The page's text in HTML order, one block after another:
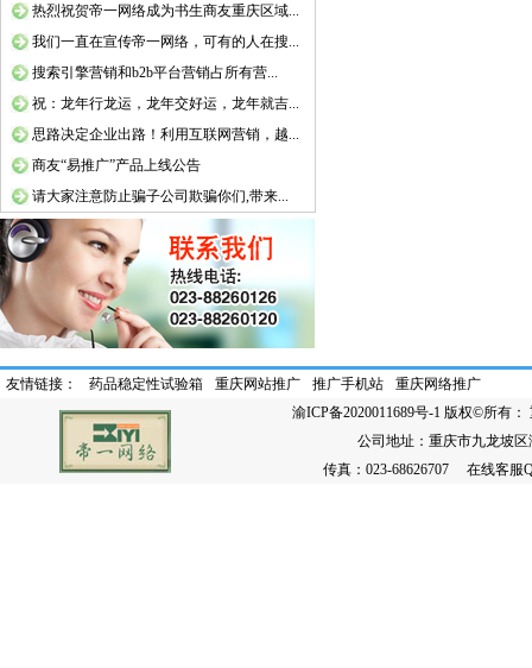
热烈祝贺帝一网络成为书生商友重庆区域...
我们一直在宣传帝一网络，可有的人在搜...
搜索引擎营销和b2b平台营销占所有营...
祝：龙年行龙运，龙年交好运，龙年就吉...
思路决定企业出路！利用互联网营销，越...
商友“易推广”产品上线公告
请大家注意防止骗子公司欺骗你们,带来...
友情链接： 药品稳定性试验箱 重庆网站推广 推广手机站
重庆网络推广
渝ICP备2020011689号-1版权©所有：
公司地址：重庆市九龙坡区
传真：023-68626707 在线客服